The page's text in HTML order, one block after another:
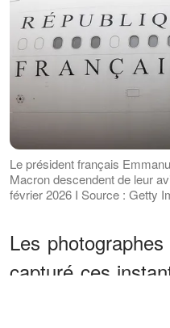
Le président français
Macron descendent de leur
février 2026 I Source : Getty
Les
capturé ces